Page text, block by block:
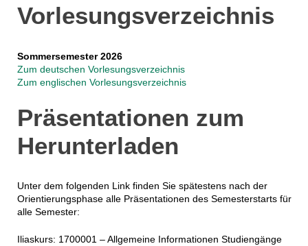
Vorlesungsverzeichnis
Sommersemester 2026
Zum deutschen Vorlesungsverzeichnis
Zum englischen Vorlesungsverzeichnis
Präsentationen zum
Herunterladen
Unter dem folgenden Link finden Sie spätestens nach der
Orientierungsphase alle Präsentationen des Semesterstarts für
alle Semester:
Iliaskurs: 1700001 – Allgemeine Informationen Studiengänge